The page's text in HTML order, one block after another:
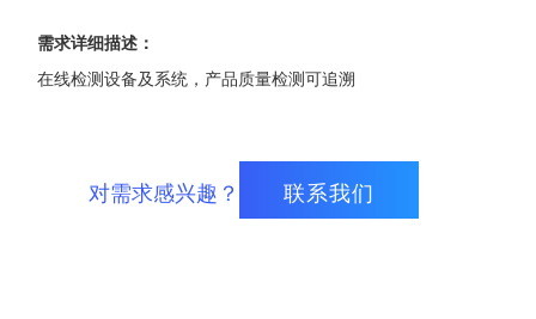
需求详细描述：
在线检测设备及系统，产品质量检测可追溯
对需求感兴趣？ 联系我们